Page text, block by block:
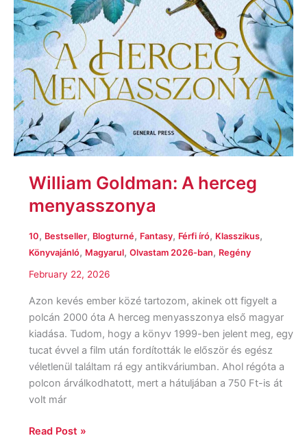
William Goldman: A herceg
menyasszonya
10, Bestseller, Blogturné, Fantasy, Férfi író, Klasszikus,
Könyvajánló, Magyarul, Olvastam 2026-ban, Regény
February 22, 2026
Azon kevés ember közé tartozom, akinek ott figyelt a
polcán 2000 óta A herceg menyasszonya első magyar
kiadása. Tudom, hogy a könyv 1999-ben jelent meg, egy
tucat évvel a film után fordították le először és egész
véletlenül találtam rá egy antikváriumban. Ahol régóta a
polcon árválkodhatott, mert a hátuljában a 750 Ft-is át
volt már
Read Post »